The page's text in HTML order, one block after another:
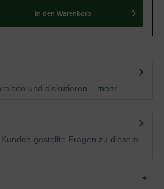
In den Warenkorb
und diskutieren...
mehr
gestellte Fragen zu diesem